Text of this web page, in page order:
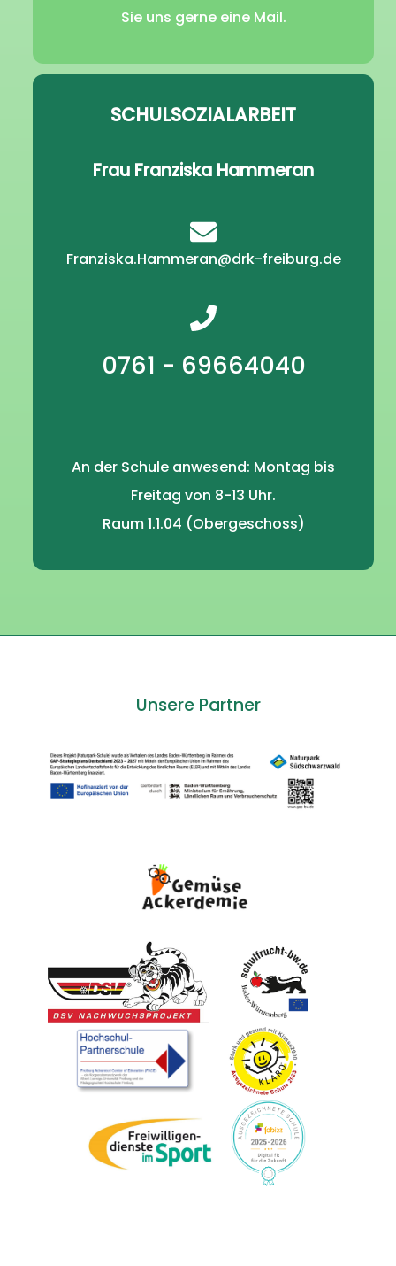
Sie uns gerne eine Mail.
SCHULSOZIALARBEIT
Frau Franziska Hammeran
Franziska.Hammeran@drk-freiburg.de
0761 - 69664040
An der Schule anwesend: Montag bis
Freitag von 8-13 Uhr.
Raum 1.1.04 (Obergeschoss)
Unsere Partner